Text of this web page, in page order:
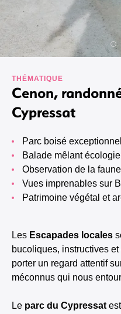
THÉMATIQUE
Cenon,
Cypressat
Parc boisé exceptionnel
Balade mêlant
Observation de la
Vues imprenables sur
Patrimoine végétal et
Les Escapades locales
bucoliques, instructives
porter un regard attentif
méconnus qui nous
Le parc du Cypressat